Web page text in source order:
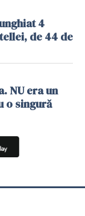
4
de 44 de
NU era un
o singură